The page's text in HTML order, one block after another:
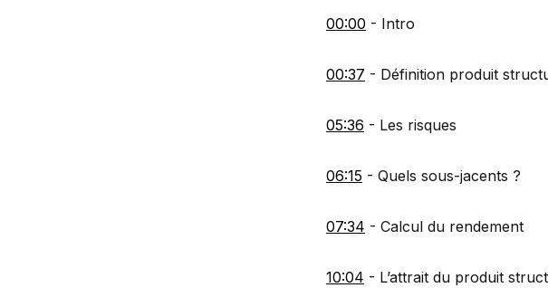
00:00 - Intro
00:37 - Définition produit
05:36 - Les risques
06:15 - Quels sous-jacents ?
07:34 - Calcul du rendement
10:04 - L’attrait du produit